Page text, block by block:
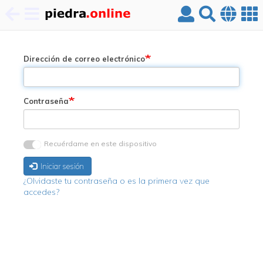
contenido
principal
Dirección de correo electrónico
Contraseña
Recuérdame en este dispositivo
Iniciar sesión
¿Olvidaste tu contraseña o es la primera vez que
accedes?